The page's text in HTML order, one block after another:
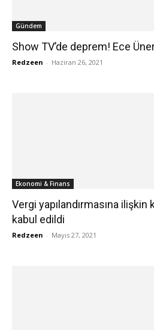
Gündem
Show TV’de deprem! Ece
Redzeen - Haziran 26, 2021
Ekonomi & Finans
Vergi yapılandırmasına
kabul edildi
Redzeen - Mayıs 27, 2021